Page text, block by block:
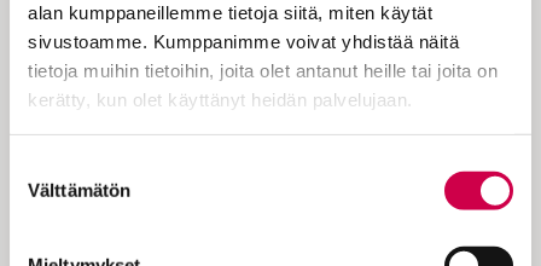
alan kumppaneillemme tietoja siitä, miten käytät
sivustoamme. Kumppanimme voivat yhdistää näitä
tietoja muihin tietoihin, joita olet antanut heille tai joita on
kerätty, kun olet käyttänyt heidän palvelujaan.
valinta
Välttämätön
Teologit ovat miettineet tätä kautta
historian. Yleisin ratkaisu vetoaa
vapaaseen tahtoon. Usko on lahjaa, mutta
vastaan ja alkaako hän elää sen varassa.
Näinhän Paavalikin näyttäisi ajattelevan.